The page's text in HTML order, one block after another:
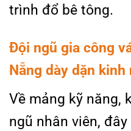
trình đổ bê tông.
Đội ngũ gia công
Nẵng dày dặn kinh
Về mảng kỹ năng,
ngũ nhân viên,